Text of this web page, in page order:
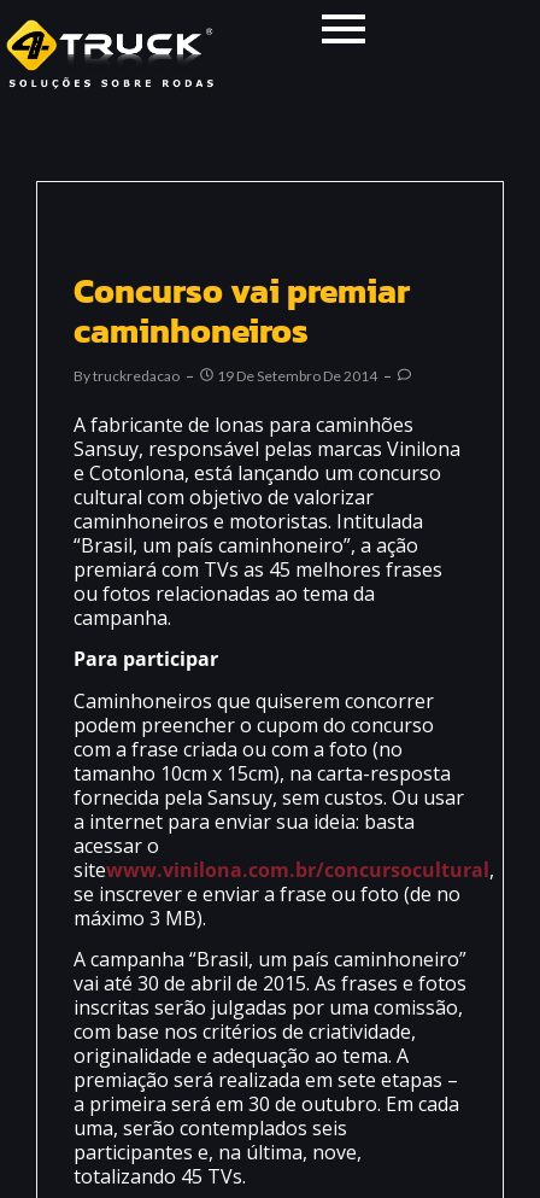
Concurso vai premiar
caminhoneiros
ByTruckredacao 19 De Setembro De 2014
A fabricante de lonas para caminhões
Sansuy, responsável pelas marcas Vinilona
e Cotonlona, está lançando um concurso
cultural com objetivo de valorizar
caminhoneiros e motoristas. Intitulada
“Brasil, um país caminhoneiro”, a ação
premiará com TVs as 45 melhores frases
ou fotos relacionadas ao tema da
campanha.
Para participar
Caminhoneiros que quiserem concorrer
podem preencher o cupom do concurso
com a frase criada ou com a foto (no
tamanho 10cm x 15cm), na carta-resposta
fornecida pela Sansuy, sem custos. Ou usar
a internet para enviar sua ideia: basta
acessar o
sitewww.vinilona.com.br/concursocultural,
se inscrever e enviar a frase ou foto (de no
máximo 3 MB).
A campanha “Brasil, um país caminhoneiro”
vai até 30 de abril de 2015. As frases e fotos
inscritas serão julgadas por uma comissão,
com base nos critérios de criatividade,
originalidade e adequação ao tema. A
premiação será realizada em sete etapas –
a primeira será em 30 de outubro. Em cada
uma, serão contemplados seis
participantes e, na última, nove,
totalizando 45 TVs.